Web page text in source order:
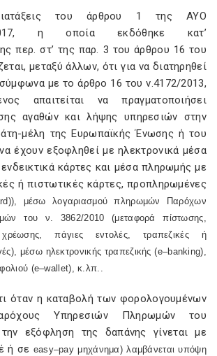
του άρθρου 1 της ΑΥΟ
η οποία εκδόθηκε κατ’
περ. στ’ της παρ. 3 του άρθρου 16 του
μεταξύ άλλων, ότι για να διατηρηθεί
με το άρθρο 16 του ν.4172/2013,
απαιτείται να πραγματοποιήσει
αγαθών και λήψης υπηρεσιών στην
μέλη της Ευρωπαϊκής Ένωσης ή του
έχουν εξοφληθεί με ηλεκτρονικά μέσα
κάρτες και μέσα πληρωμής με
ή πιστωτικές κάρτες, προπληρωμένες
)), μέσω λογαριασμού πληρωμών Παρόχων
του ν. 3862/2010 (μεταφορά πίστωσης,
πάγιες εντολές, τραπεζικές ή
μέσω ηλεκτρονικής τραπεζικής (e–banking),
(e–wallet), κ.λπ..
όταν η καταβολή των φορολογουμένων
Υπηρεσιών Πληρωμών του
εξόφληση της δαπάνης γίνεται με
ή σε easy–pay μηχάνημα) λαμβάνεται υπόψη